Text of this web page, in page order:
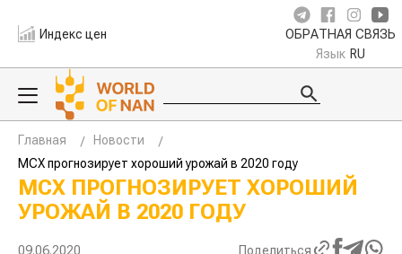
Индекс цен ОБРАТНАЯ СВЯЗЬ
Язык RU
Главная
Новости
МСХ прогнозирует хороший урожай в 2020 году
МСХ ПРОГНОЗИРУЕТ ХОРОШИЙ
УРОЖАЙ В 2020 ГОДУ
09.06.2020 Поделиться